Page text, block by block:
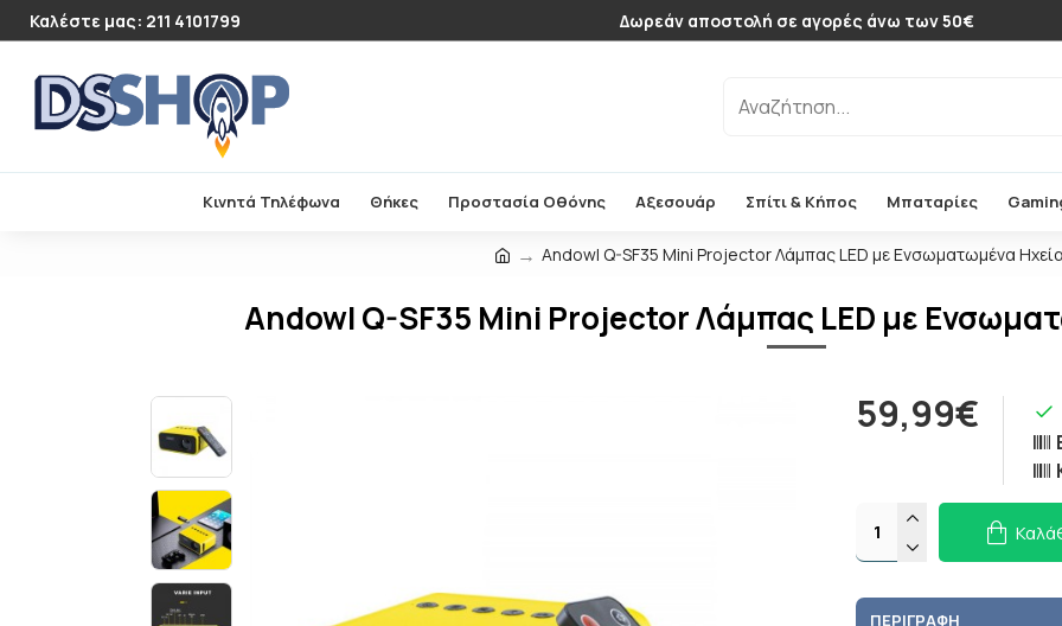
Καλέστε μας: 211 4101799 Δωρεάν αποστολή σε αγορές άνω των 50€
Κινητά Τηλέφωνα Θήκες Προστασία Οθόνης Αξεσουάρ Σπίτι & Κήπος Μπαταρίες
Andowl Q-SF35 Mini Projector Λάμπας LED με Ενσωματωμένα
Andowl Q-SF35 Mini Projector Λάμπας LED με
59,99€
ΠΕΡΙΓΡΑΦΉ